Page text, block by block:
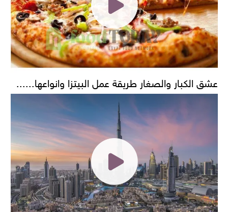
عشق الكبار والصغار طريقة عمل البيتزا وانواعها......